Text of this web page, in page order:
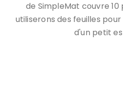
de SimpleMat couvre 10
utiliserons des feuilles
d'un petit